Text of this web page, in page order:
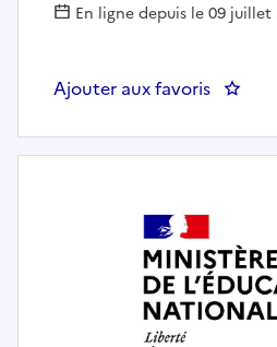
En ligne depuis le 09 juillet
Ajouter aux favoris :